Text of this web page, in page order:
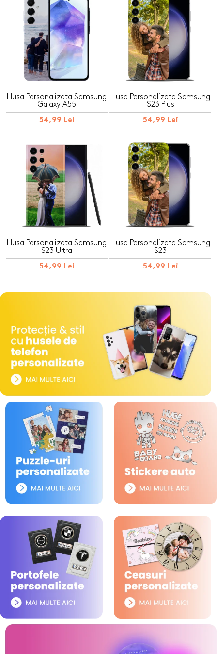
Husa Personalizata Samsung
Galaxy A55
54,99 Lei
Husa Personalizata Samsung
S23 Plus
54,99 Lei
Husa Personalizata Samsung
S23 Ultra
54,99 Lei
Husa Personalizata Samsung
S23
54,99 Lei